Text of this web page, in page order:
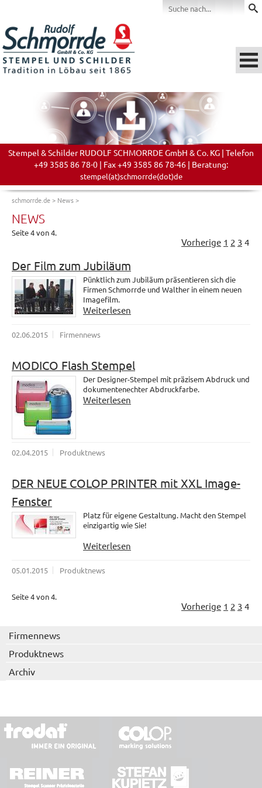
Stempel & Schilder RUDOLF SCHMORRDE GmbH & Co. KG | Telefon
+49 3585 86 78-0 | Fax +49 3585 86 78-46 | Beratung:
stempel(at)schmorrde(dot)de
schmorrde.de> News>
NEWS
Seite 4 von 4.
Vorherige 1 2 3 4
Der Film zum Jubiläum
Pünktlich zum Jubiläum präsentieren sich die
Firmen Schmorrde und Walther in einem neuen
Imagefilm.
Weiterlesen
02.06.2015 Firmennews
MODICO Flash Stempel
Der Designer-Stempel mit präzisem Abdruck und
dokumentenechter Abdruckfarbe.
Weiterlesen
02.04.2015 Produktnews
DER NEUE COLOP PRINTER mit XXL Image-
Fenster
Platz für eigene Gestaltung. Macht den Stempel
einzigartig wie Sie!
Weiterlesen
05.01.2015 Produktnews
Seite 4 von 4.
Vorherige 1 2 3 4
Firmennews
Produktnews
Archiv